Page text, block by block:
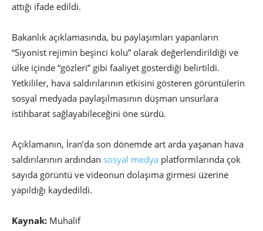
attığı ifade edildi.
Bakanlık açıklamasında, bu paylaşımları yapanların
“Siyonist rejimin beşinci kolu” olarak değerlendirildiği ve
ülke içinde “gözleri” gibi faaliyet gösterdiği belirtildi.
Yetkililer, hava saldırılarının etkisini gösteren görüntülerin
sosyal medyada paylaşılmasının düşman unsurlara
istihbarat sağlayabileceğini öne sürdü.
Açıklamanın, İran’da son dönemde art arda yaşanan hava
saldırılarının ardından sosyal medya platformlarında çok
sayıda görüntü ve videonun dolaşıma girmesi üzerine
yapıldığı kaydedildi.
Kaynak: Muhalif